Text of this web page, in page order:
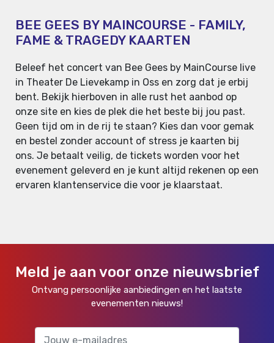
BEE GEES BY MAINCOURSE - FAMILY,
FAME & TRAGEDY KAARTEN
Beleef het concert van Bee Gees by MainCourse live
in Theater De Lievekamp in Oss en zorg dat je erbij
bent. Bekijk hierboven in alle rust het aanbod op
onze site en kies de plek die het beste bij jou past.
Geen tijd om in de rij te staan? Kies dan voor gemak
en bestel zonder account of stress je kaarten bij
ons. Je betaalt veilig, de tickets worden voor het
evenement geleverd en je kunt altijd rekenen op een
ervaren klantenservice die voor je klaarstaat.
Meld je aan voor onze nieuwsbrief
Ontvang persoonlijke aanbiedingen en het laatste
evenementen nieuws!